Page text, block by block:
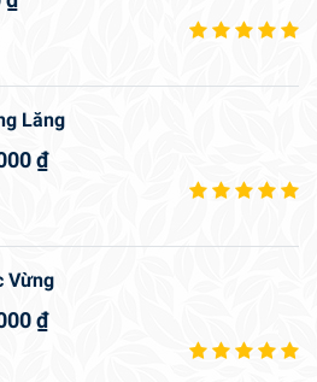
Lăng
₫
Vừng
₫